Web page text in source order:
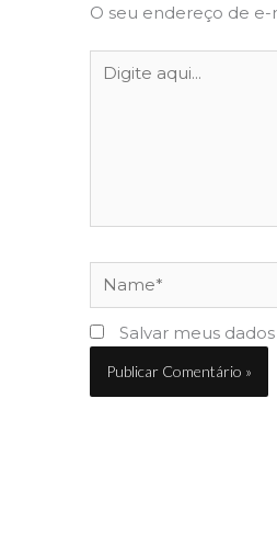
O seu endereço de
Digite
Name*
Salvar meus